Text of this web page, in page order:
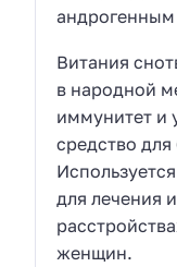
Витания
в народной
иммунитет и
средство
для лечения
женщин.